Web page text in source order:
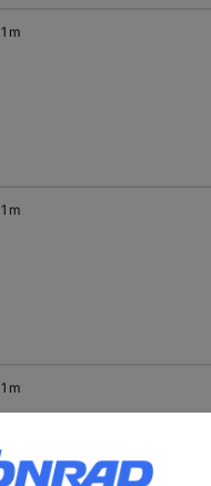
1 m
1 m
1 m